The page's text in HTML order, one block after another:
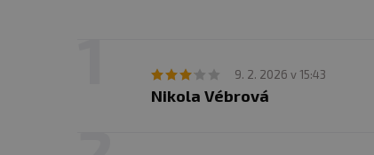
9. 2. 2026 v 15:43
Nikola Vébrová